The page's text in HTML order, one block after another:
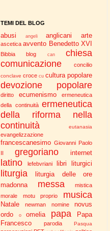
TEMI DEL BLOG
abusi angeli anglicani arte
ascetica avvento Benedetto XVI
Bibbia blog can
chiesa
comunicazione
concilio
conclave croce cu cultura popolare
devozione popolare
diritto ecumenismo
ermeneutica
della continuità ermeneutica
della riforma nella
continuità
eutanasia
evangelizzazione
francescanesimo Giovanni Paolo
gregoriano internet
latino lefebvriani libri liturgici
liturgia
liturgia delle ore
madonna
messa
mistica
morale
motu proprio musica
Natale newman nomine
novus
ordo
o omelia papa
Papa
Francesco
parodia Pasqua